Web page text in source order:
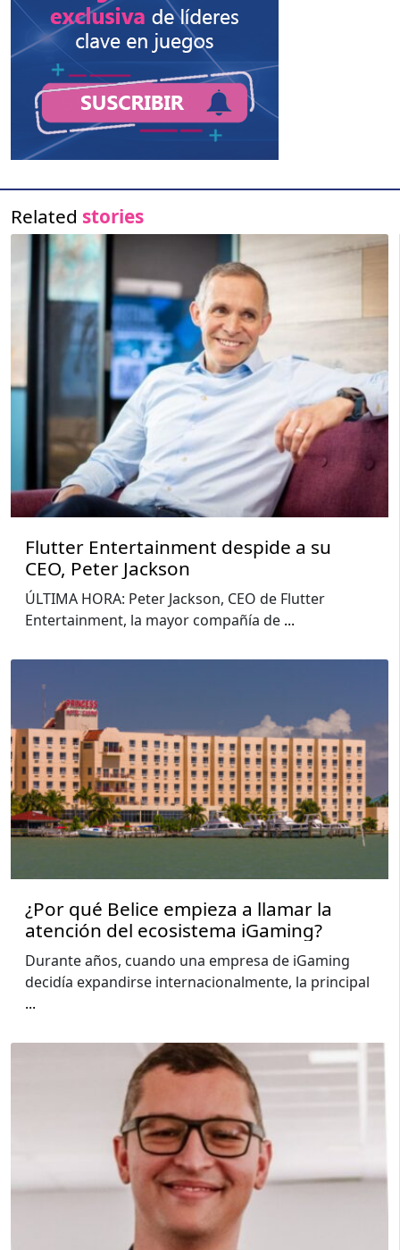
Related stories
Flutter Entertainment despide a su
CEO, Peter Jackson
ÚLTIMA HORA: Peter Jackson, CEO de Flutter
Entertainment, la mayor compañía de ...
¿Por qué Belice empieza a llamar la
atención del ecosistema iGaming?
Durante años, cuando una empresa de iGaming
decidía expandirse internacionalmente, la principal
...